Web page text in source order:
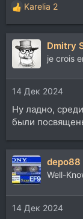
Р
е
а
к
и
и
:
Karelia 2
Dmitry
je crois
14 Дек 2024
Ну ладно,
были
depo88
Well-
14 Дек 2024